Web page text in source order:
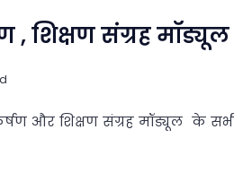
, शिक्षण संग्रह मॉड्यूल
और शिक्षण संग्रह मॉड्यूल के